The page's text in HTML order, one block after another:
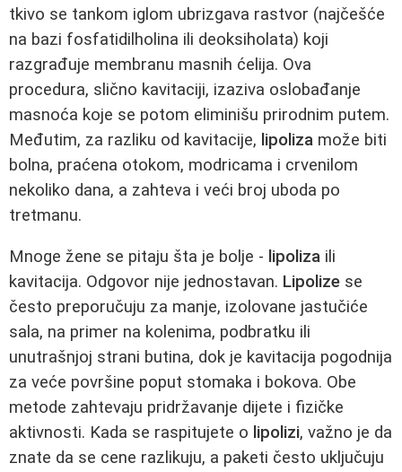
tkivo se tankom iglom ubrizgava rastvor (najčešće
na bazi fosfatidilholina ili deoksiholata) koji
razgrađuje membranu masnih ćelija. Ova
procedura, slično kavitaciji, izaziva oslobađanje
masnoća koje se potom eliminišu prirodnim putem.
Međutim, za razliku od kavitacije, lipoliza može biti
bolna, praćena otokom, modricama i crvenilom
nekoliko dana, a zahteva i veći broj uboda po
tretmanu.
Mnoge žene se pitaju šta je bolje - lipoliza ili
kavitacija. Odgovor nije jednostavan. Lipolize se
često preporučuju za manje, izolovane jastučiće
sala, na primer na kolenima, podbratku ili
unutrašnjoj strani butina, dok je kavitacija pogodnija
za veće površine poput stomaka i bokova. Obe
metode zahtevaju pridržavanje dijete i fizičke
aktivnosti. Kada se raspitujete o lipolizi, važno je da
znate da se cene razlikuju, a paketi često uključuju